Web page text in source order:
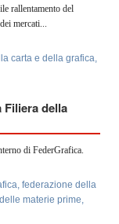
rallentamento del
mercati...
carta e della grafica
Filiera della
di FederGrafica.
federazione della
materie prime